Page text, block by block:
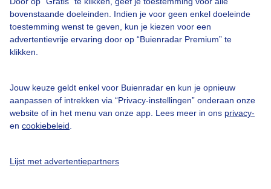
bovenstaande doeleinden. Indien je voor geen enkel doeleinde
toestemming wenst te geven, kun je kiezen voor een
advertentievrije ervaring door op “Buienradar Premium” te
klikken.
Jouw keuze geldt enkel voor Buienradar en kun je opnieuw
aanpassen of intrekken via “Privacy-instellingen” onderaan onze
website of in het menu van onze app. Lees meer in ons privacy-
en cookiebeleid
Lijst met advertentiepartners
Adverteren
Buienradar Team
Privacy beleid
Privacy instellingen
Gratis weerdata
Buienradar